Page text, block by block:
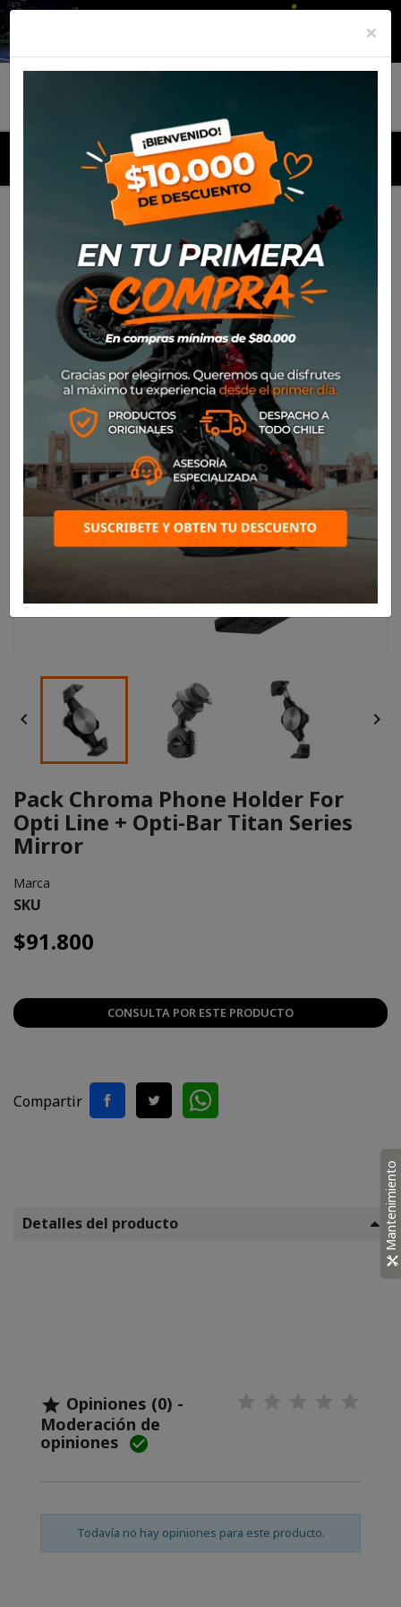
MENU
Productos
Pack Chroma Phone Holder For Opti Line
+ Opti-Bar Titan Series Mirror
 
Pack Chroma Phone Holder For
Opti Line + Opti-Bar Titan Series
Mirror
Marca
SKU
$91.800
CONSULTA POR ESTE PRODUCTO
Compartir
Detalles del producto
 Opiniones (0) -
Moderación de
opiniones 
Todavía no hay opiniones para este producto.
×
Mantenimiento